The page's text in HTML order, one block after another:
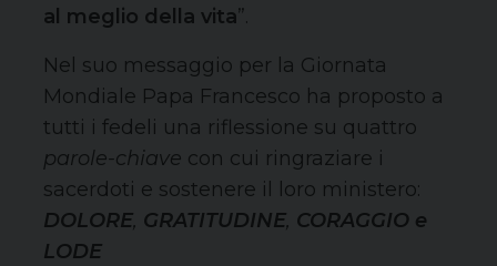
al meglio della vita”.
Nel suo messaggio per la Giornata
Mondiale Papa Francesco ha proposto a
tutti i fedeli una riflessione su quattro
parole-chiave con cui ringraziare i
sacerdoti e sostenere il loro ministero:
DOLORE, GRATITUDINE, CORAGGIO e
LODE